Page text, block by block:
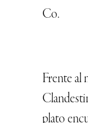
Co.
Frente al
plato